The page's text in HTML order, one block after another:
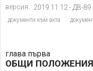
версия: 2019.11.12 - ДВ-89
документи към акта
глава първа
ОБЩИ ПОЛОЖЕНИЯ